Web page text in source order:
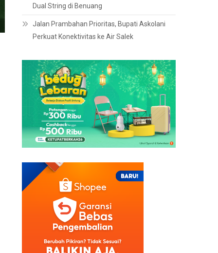
Dual String di Benuang
Jalan Prambahan Prioritas, Bupati Askolani
Perkuat Konektivitas ke Air Salek